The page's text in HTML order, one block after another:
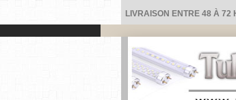
LIVRAISON ENTRE 48 À 72